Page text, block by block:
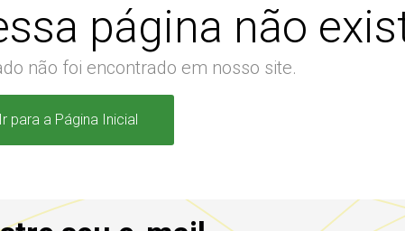
página não
não foi encontrado em nosso site.
Ir para a Página Inicial